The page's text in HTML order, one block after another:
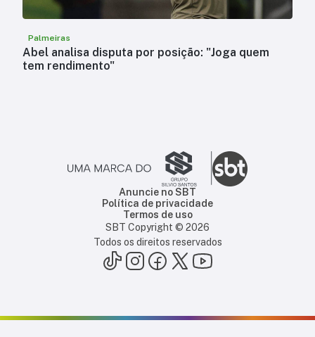
Palmeiras
Abel analisa disputa por posição: "Joga quem
tem rendimento"
Anuncie no SBT
Política de privacidade
Termos de uso
SBT Copyright © 2026
Todos os direitos reservados